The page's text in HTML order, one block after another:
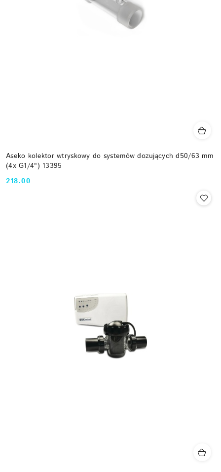
Aseko kolektor wtryskowy do systemów dozujących d50/63 mm
(4x G1/4") 13395
Cena:
218.00